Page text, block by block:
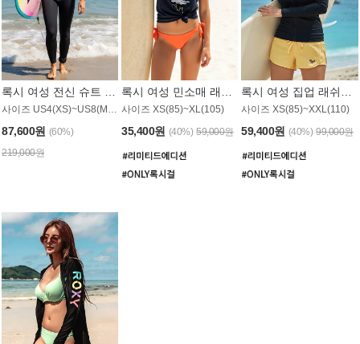
87,600원 (60%)
219,000원
사이즈 XS(85)~XL(105)
35,400원 (40%) 59,000원
사이즈 XS(85)~XXL(110)
59,400원 (40%) 99,000원